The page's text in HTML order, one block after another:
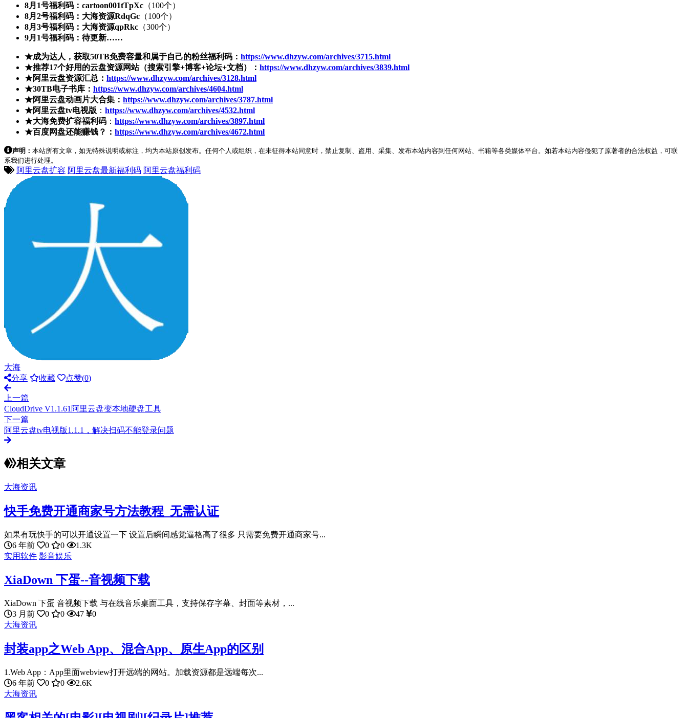
8月1号福利码：cartoon001tTpXc （100个）
8月2号福利码：大海资源RdqGc （100个）
8月3号福利码：大海资源qpRkc （300个）
9月1号福利码：待更新……
★成为达人，获取50TB免费容量和属于自己的粉丝福利码： https://www.dhzyw.com/archives/3715.html
★推荐17个好用的云盘资源网站（搜索引擎+博客+论坛+文档）： https://www.dhzyw.com/archives/3839.html
★阿里云盘资源汇总： https://www.dhzyw.com/archives/3128.html
★30TB电子书库： https://www.dhzyw.com/archives/4604.html
★阿里云盘动画片大合集： https://www.dhzyw.com/archives/3787.html
★阿里云盘tv电视版 ： https://www.dhzyw.com/archives/4532.html
★大海免费扩容福利码 ： https://www.dhzyw.com/archives/3897.html
★百度网盘还能赚钱？： https://www.dhzyw.com/archives/4672.html
声明： 本站所有文章，如无特殊说明或标注，均为本站原创发布。任何个人或组织，在未征得本站同意时，禁止复制、盗用、采集、发布本站内容到任何网站、书籍等各类媒体平台。如若本站内容侵犯了原著者的合法权益，可联
系我们进行处理。
阿里云盘扩容 阿里云盘最新福利码 阿里云盘福利码
大海
分享
收藏 点赞(0)
上一篇
CloudDrive V1.1.61阿里云盘变本地硬盘工具
下一篇
阿里云盘tv电视版1.1.1，解决扫码不能登录问题
相关文章
大海资讯
快手免费开通商家号方法教程_无需认证
如果有玩快手的可以开通设置一下 设置后瞬间感觉逼格高了很多 只需要免费开通商家号...
6 年前
0 0
1.3K
实用软件 影音娱乐
XiaDown 下蛋--音视频下载
XiaDown 下蛋 音视频下载 与在线音乐桌面工具，支持保存字幕、封面等素材，...
3 月前
0 0 47
0
大海资讯
封装app之Web App、混合App、原生App的区别
1.Web App：App里面webview打开远端的网站。加载资源都是远端每次...
6 年前
0 0
2.6K
大海资讯